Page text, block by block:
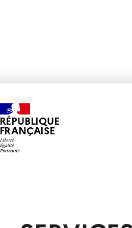
RÉPUBLIQUE
FRANÇAISE